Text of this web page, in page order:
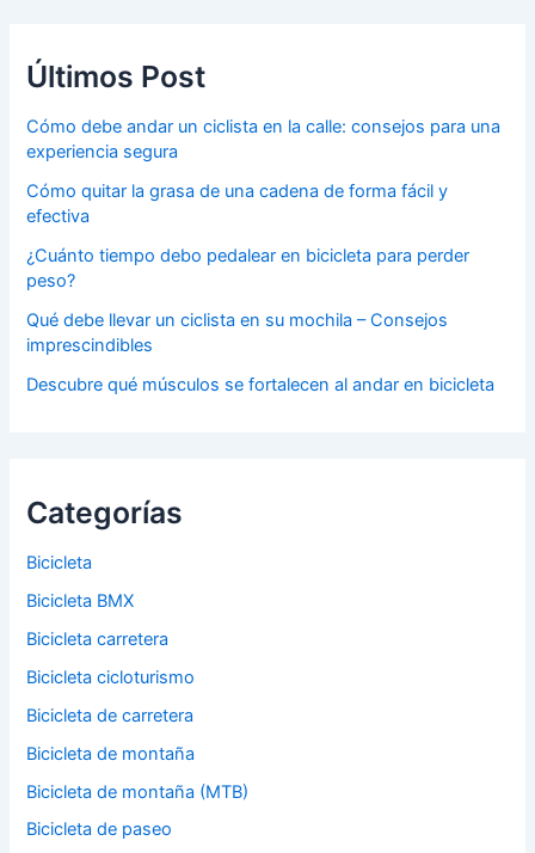
Últimos Post
Cómo debe andar un ciclista en la calle: consejos para una
experiencia segura
Cómo quitar la grasa de una cadena de forma fácil y
efectiva
¿Cuánto tiempo debo pedalear en bicicleta para perder
peso?
Qué debe llevar un ciclista en su mochila – Consejos
imprescindibles
Descubre qué músculos se fortalecen al andar en bicicleta
Categorías
Bicicleta
Bicicleta BMX
Bicicleta carretera
Bicicleta cicloturismo
Bicicleta de carretera
Bicicleta de montaña
Bicicleta de montaña (MTB)
Bicicleta de paseo